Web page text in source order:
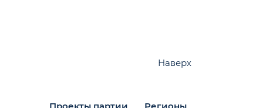
Наверх